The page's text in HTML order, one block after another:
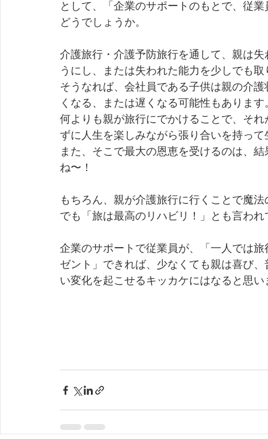
として、「企業のサポートのもとで、従
どうでしょうか。
介護旅行・介護予防旅行を通して、親は
うにし、または失われた能力を少しでも
そうなれば、会社員である子供は親の介
くなる、または遅くなる可能性もありま
何よりも親が旅行にでかけることで、そ
ずに人生を楽しみながら張り合いを持っ
また、そこで最大の恩恵を受けるのは、
ね〜！
もちろん、親が介護旅行に行くことで魔
でも「旅は最高のリハビリ！」とも言わ
企業のサポートで従業員が、「一人では
ゼント」できれば、少なくても親は喜び
い変化を起こせるキッカケにはなると思